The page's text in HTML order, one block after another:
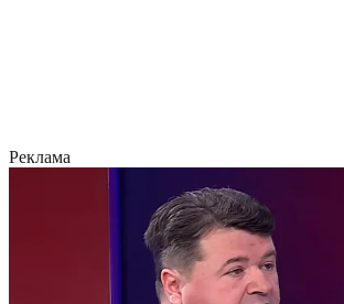
Реклама